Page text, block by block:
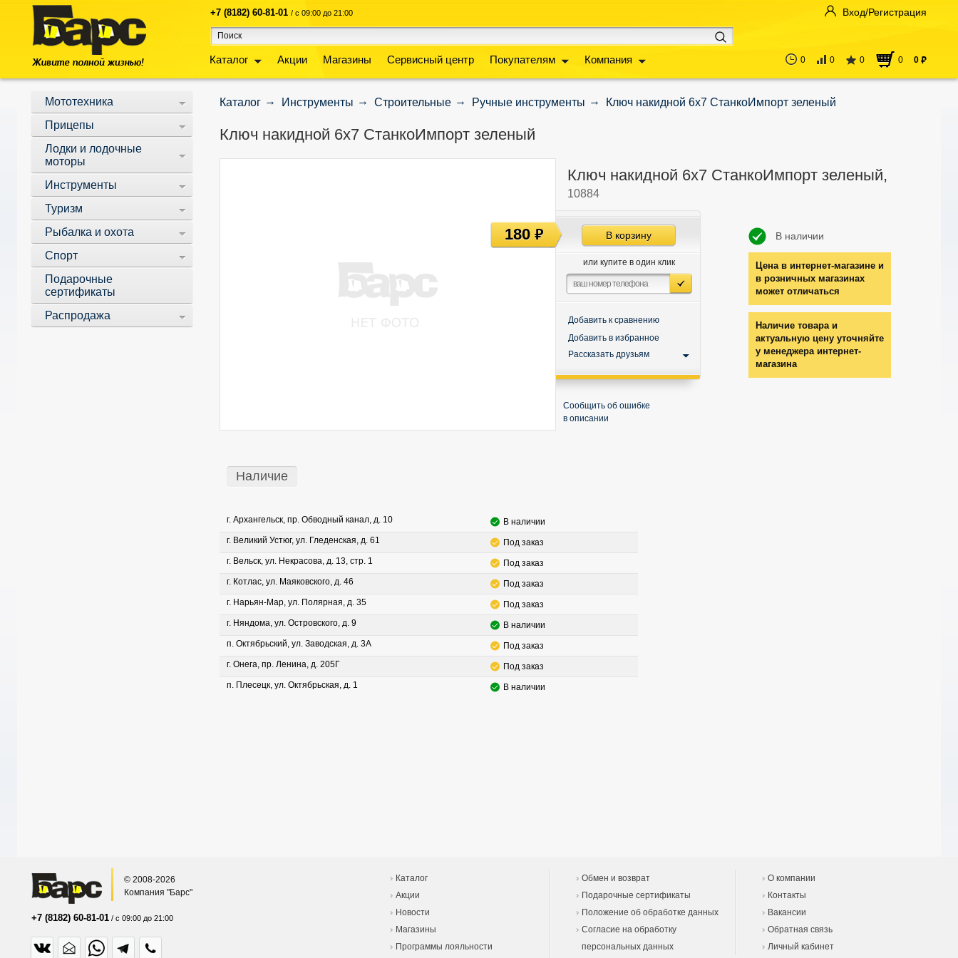
+7 (8182) 60-81-01 / с 09:00 до 21:00
Каталог Акции Магазины Сервисный центр Покупателям Компания
Вход/Регистрация
0 0 0 0 0 руб
Мототехника
Прицепы
Лодки и лодочные
моторы
Инструменты
Туризм
Рыбалка и охота
Спорт
Подарочные
сертификаты
Распродажа
Каталог Инструменты Строительные Ручные инструменты Ключ накидной 6х7 СтанкоИмпорт зеленый
Ключ накидной 6х7 СтанкоИмпорт зеленый
Ключ накидной 6х7 СтанкоИмпорт зеленый,
10884
В наличии
Цена в интернет-магазине и
в розничных магазинах
может отличаться
Наличие товара и
актуальную цену уточняйте
у менеджера интернет-
магазина
В корзину
или купите в один клик
Добавить к сравнению
Добавить в избранное
Рассказать друзьям
Сообщить об ошибке
в описании
180руб
Наличие
г. Архангельск, пр. Обводный канал, д. 10
В наличии
г. Великий Устюг, ул. Гледенская, д. 61
Под заказ
г. Вельск, ул. Некрасова, д. 13, стр. 1
Под заказ
г. Котлас, ул. Маяковского, д. 46
Под заказ
г. Нарьян-Мар, ул. Полярная, д. 35
Под заказ
г. Няндома, ул. Островского, д. 9
В наличии
п. Октябрьский, ул. Заводская, д. 3А
Под заказ
г. Онега, пр. Ленина, д. 205Г
Под заказ
п. Плесецк, ул. Октябрьская, д. 1
В наличии
© 2008-2026
Компания "Барс"
+7 (8182) 60-81-01 / с 09:00 до 21:00
Каталог
Акции
Новости
Магазины
Программы лояльности
Обмен и возврат
Подарочные сертификаты
Положение об обработке данных
Согласие на обработку
персональных данных
О компании
Контакты
Вакансии
Обратная связь
Личный кабинет